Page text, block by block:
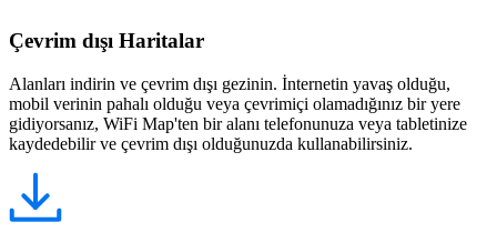
Çevrim dışı Haritalar
Alanları indirin ve çevrim dışı gezinin. İnternetin yavaş olduğu,
mobil verinin pahalı olduğu veya çevrimiçi olamadığınız bir yere
gidiyorsanız, WiFi Map'ten bir alanı telefonunuza veya tabletinize
kaydedebilir ve çevrim dışı olduğunuzda kullanabilirsiniz.